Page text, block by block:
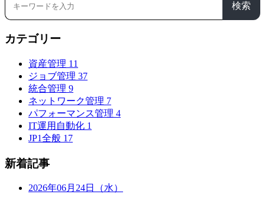
検索
カテゴリー
資産管理 11
ジョブ管理 37
統合管理 9
ネットワーク管理 7
パフォーマンス管理 4
IT運用自動化 1
JP1全般 17
新着記事
2026年06月24日（水）